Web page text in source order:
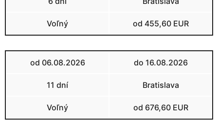
Voľný od 455,60 EUR
od 06.08.2026 do 16.08.2026
11 dní Bratislava
Voľný od 676,60 EUR